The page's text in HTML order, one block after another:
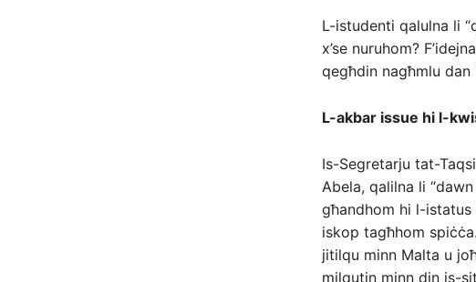
L-istudenti qalulna li
x’se nuruhom?
qegħdin nagħmlu dan
L-akbar issue hi l-
Is-Segretarju tat-
Abela, qalilna li
għandhom hi l-
iskop tagħhom
jitilqu minn Malta u
milqutin minn din is-